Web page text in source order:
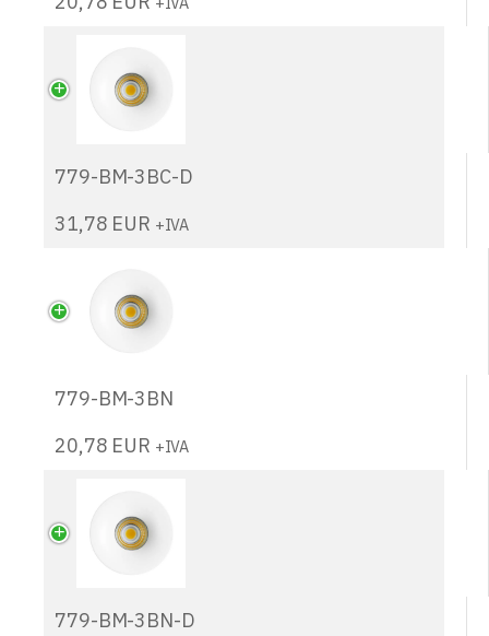
779-BM-3BC-D
31,78 EUR +IVA
779-BM-3BN
20,78 EUR +IVA
779-BM-3BN-D